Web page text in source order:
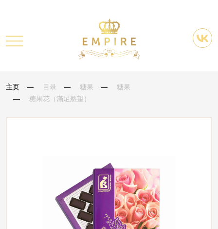
主页 目录 糖果
糖果
糖果花（滿足慾望）